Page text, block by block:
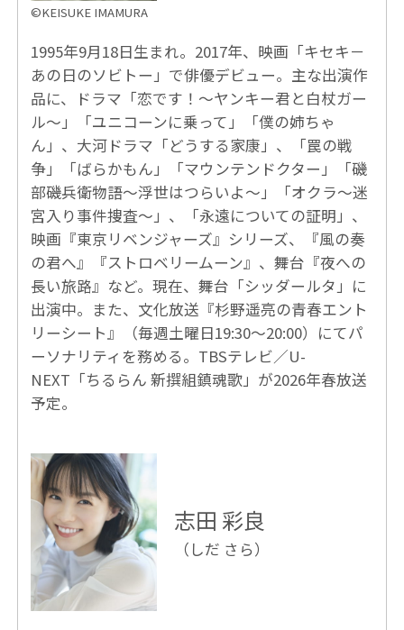
©KEISUKE IMAMURA
1995年9月18日生まれ。2017年、映画「キセキ－
あの日のソビトー」で俳優デビュー。主な出演作
品に、ドラマ「恋です！～ヤンキー君と白杖ガー
ル～」「ユニコーンに乗って」「僕の姉ちゃ
ん」、大河ドラマ「どうする家康」、「罠の戦
争」「ばらかもん」「マウンテンドクター」「磯
部磯兵衛物語～浮世はつらいよ～」「オクラ～迷
宮入り事件捜査～」、「永遠についての証明」、
映画『東京リベンジャーズ』シリーズ、『風の奏
の君へ』『ストロベリームーン』、舞台『夜への
長い旅路』など。現在、舞台「シッダールタ」に
出演中。また、文化放送『杉野遥亮の青春エント
リーシート』（毎週土曜日19:30～20:00）にてパ
ーソナリティを務める。TBSテレビ／U-
NEXT「ちるらん 新撰組鎮魂歌」が2026年春放送
予定。
志田 彩良
（しだ さら）